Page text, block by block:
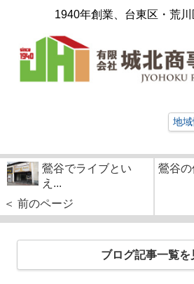
1940年創業、台東区・荒
地域
鶯谷でライブとい
え...
＜ 前のページ
鶯谷の
ブログ記事一覧を